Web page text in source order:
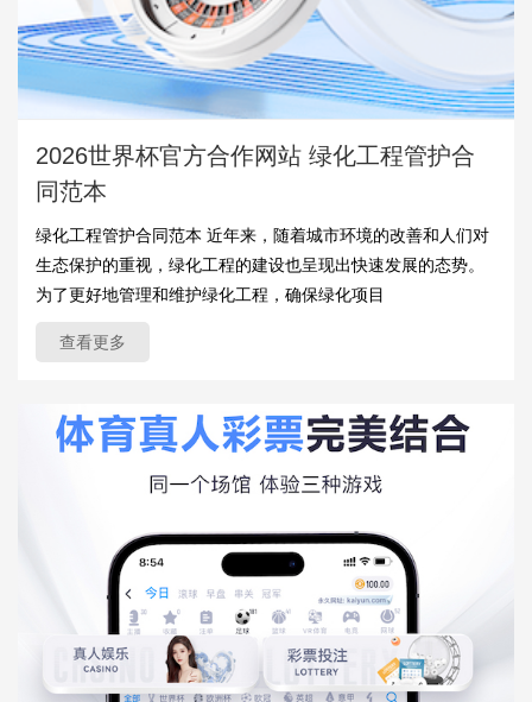
2026世界杯官方合作网站 绿化工程管护合
同范本
绿化工程管护合同范本 近年来，随着城市环境的改善和人们对
生态保护的重视，绿化工程的建设也呈现出快速发展的态势。
为了更好地管理和维护绿化工程，确保绿化项目
查看更多